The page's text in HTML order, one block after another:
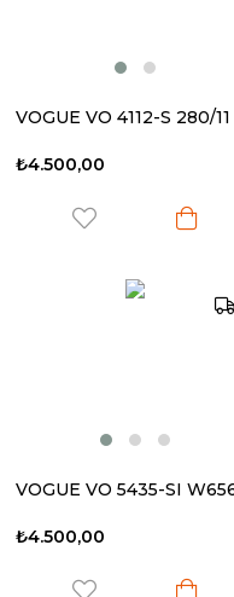
₺4.500,00
₺4.500,00